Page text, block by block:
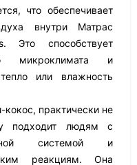
что обеспечивает
внутри Матрас
Это способствует
микроклимата и
или влажность
практически не
подходит людям с
системой и
реакциям. Она